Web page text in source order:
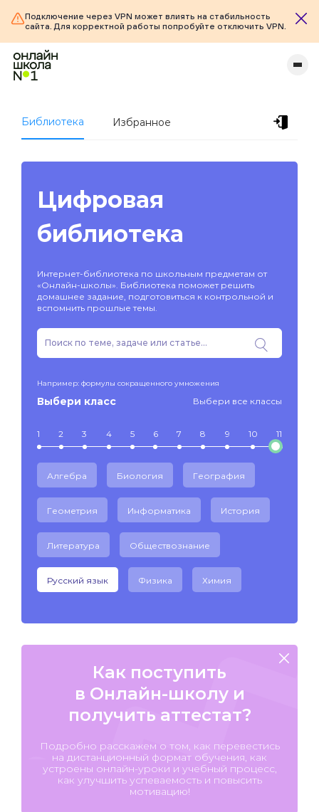
Подключение через VPN может влиять на стабильность
сайта. Для корректной работы попробуйте отключить VPN.
Библиотека Избранное
Цифровая
библиотека
Интернет-библиотека по школьным предметам от
«Онлайн-школы». Библиотека поможет решить
домашнее задание, подготовиться к контрольной и
вспомнить прошлые темы.
Например: формулы сокращенного умножения
Выбери класс Выбери все классы
1 2 3 4 5 6 7 8 9 10 11
Алгебра Биология География
Геометрия Информатика История
Литература Обществознание
Русский язык Физика Химия
Как поступить
в Онлайн-школу и
получить аттестат?
Подробно расскажем о том, как перевестись
на дистанционный формат обучения, как
устроены онлайн-уроки и учебный процесс,
как улучшить успеваемость и повысить
мотивацию!